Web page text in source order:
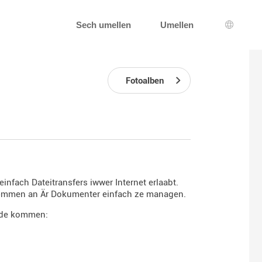
Sech umellen Umellen
Fotoalben
Dateitransfers iwwer Internet erlaabt.
an Är Dokumenter einfach ze managen.
kommen: